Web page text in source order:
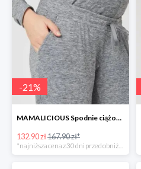
-21%
MAMALICIOUS Spodnie ciążowe -21%
132.90 zł167.90 zł*